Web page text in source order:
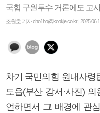
국힘 구원투수 거론에도 고
조원호 기자 cho1ho@kookje.co.kr |
차기 국민의힘 원내사령
도읍(부산 강서·사진)
언하면서 그 배경에 관